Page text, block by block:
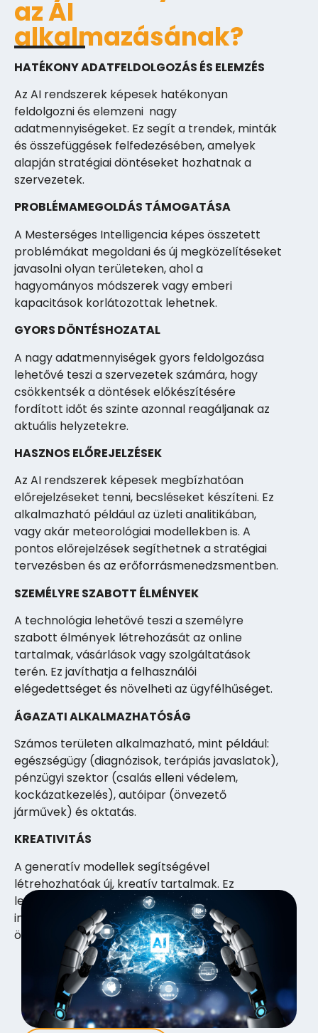
az AI
alkalmazásának?
HATÉKONY ADATFELDOLGOZÁS ÉS ELEMZÉS
Az AI rendszerek képesek hatékonyan
feldolgozni és elemzeni nagy
adatmennyiségeket. Ez segít a trendek, minták
és összefüggések felfedezésében, amelyek
alapján stratégiai döntéseket hozhatnak a
szervezetek.
PROBLÉMAMEGOLDÁS TÁMOGATÁSA
A Mesterséges Intelligencia képes összetett
problémákat megoldani és új megközelítéseket
javasolni olyan területeken, ahol a
hagyományos módszerek vagy emberi
kapacitások korlátozottak lehetnek.
GYORS DÖNTÉSHOZATAL
A nagy adatmennyiségek gyors feldolgozása
lehetővé teszi a szervezetek számára, hogy
csökkentsék a döntések előkészítésére
fordított időt és szinte azonnal reagáljanak az
aktuális helyzetekre.
HASZNOS ELŐREJELZÉSEK
Az AI rendszerek képesek megbízhatóan
előrejelzéseket tenni, becsléseket készíteni. Ez
alkalmazható például az üzleti analitikában,
vagy akár meteorológiai modellekben is. A
pontos előrejelzések segíthetnek a stratégiai
tervezésben és az erőforrásmenedzsmentben.
SZEMÉLYRE SZABOTT ÉLMÉNYEK
A technológia lehetővé teszi a személyre
szabott élmények létrehozását az online
tartalmak, vásárlások vagy szolgáltatások
terén. Ez javíthatja a felhasználói
elégedettséget és növelheti az ügyfélhűséget.
ÁGAZATI ALKALMAZHATÓSÁG
Számos területen alkalmazható, mint például:
egészségügy (diagnózisok, terápiás javaslatok),
pénzügyi szektor (csalás elleni védelem,
kockázatkezelés), autóipar (önvezető
járművek) és oktatás.
KREATIVITÁS
A generatív modellek segítségével
létrehozhatóak új, kreatív tartalmak. Ez
lehetővé teszi az alkotók számára, hogy
inspirációt merítsenek az AI által generált
ötletekből.